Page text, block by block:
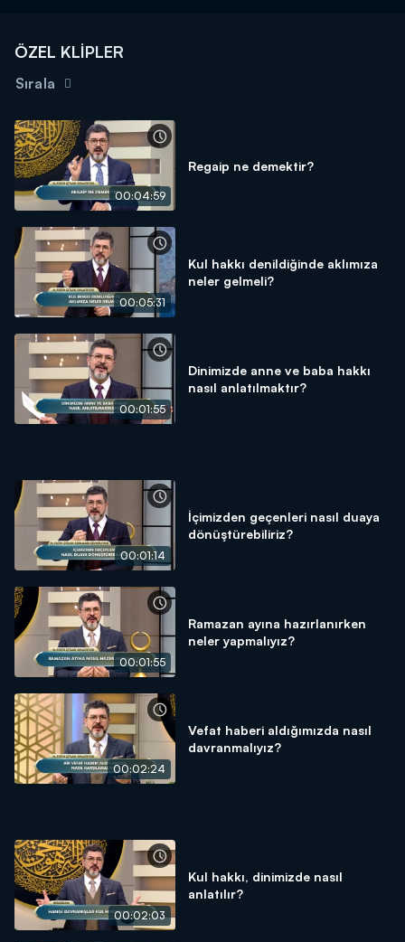
ÖZEL KLİPLER
Sırala
00:04:59
Regaip ne demektir?
00:05:31
Kul hakkı denildiğinde aklımıza
neler gelmeli?
00:01:55
Dinimizde anne ve baba hakkı
nasıl anlatılmaktır?
00:01:14
İçimizden geçenleri nasıl duaya
dönüştürebiliriz?
00:01:55
Ramazan ayına hazırlanırken
neler yapmalıyız?
00:02:24
Vefat haberi aldığımızda nasıl
davranmalıyız?
00:02:03
Kul hakkı, dinimizde nasıl
anlatılır?